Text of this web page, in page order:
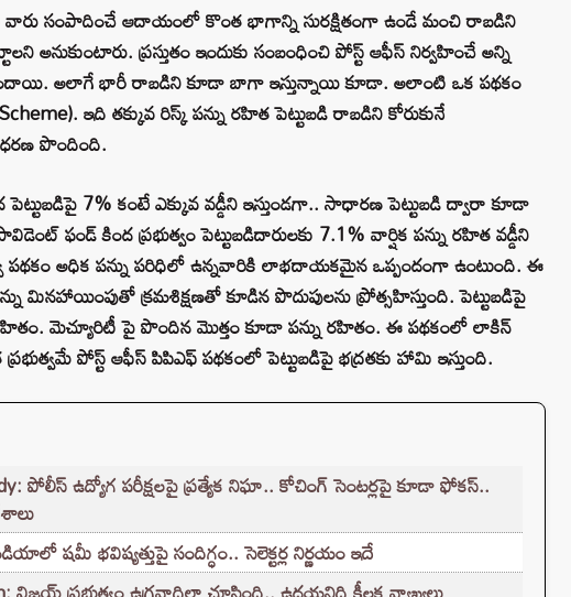
వారు సంపాదించే ఆదాయంలో కొంత భాగాన్ని సురక్షితంగా ఉండే మంచి రాబడిని
అనుకుంటారు. ప్రస్తుతం ఇందుకు సంబంధించి పోస్ట్ ఆఫీస్ నిర్వహించే అన్ని
అలాగే భారీ రాబడిని కూడా బాగా ఇస్తున్నాయి కూడా. అలాంటి ఒక పథకం
ఇది తక్కువ రిస్క్ పన్ను రహిత పెట్టుబడి రాబడిని కోరుకునే
పొందింది.
7% కంటే ఎక్కువ వడ్డీని ఇస్తుండగా.. సాధారణ పెట్టుబడి ద్వారా కూడా
ఫండ్ కింద ప్రభుత్వం పెట్టుబడిదారులకు 7.1% వార్షిక పన్ను రహిత వడ్డీని
పథకం అధిక పన్ను పరిధిలో ఉన్నవారికి లాభదాయకమైన ఒప్పందంగా ఉంటుంది. ఈ
మినహాయింపుతో క్రమశిక్షణతో కూడిన పొదుపులను ప్రోత్సహిస్తుంది. పెట్టుబడిపై
రహితం. మెచ్యూరిటీ పై పొందిన మొత్తం కూడా పన్ను రహితం. ఈ పథకంలో లాకిన్
పోస్ట్ ఆఫీస్ పిపిఎఫ్ పథకంలో పెట్టుబడిపై భద్రతకు హామి ఇస్తుంది.
పోలీస్ ఉద్యోగ పరీక్షలపై ప్రత్యేక నిఘా.. కోచింగ్ సెంటర్లపై కూడా ఫోకస్..
షమీ భవిష్యత్తుపై సందిగ్ధం.. సెలెక్టర్ల నిర్ణయం ఇదే